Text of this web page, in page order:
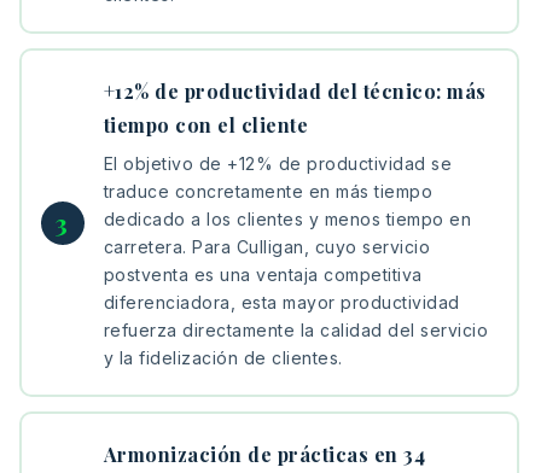
+12% de productividad del técnico: más
tiempo con el cliente
El objetivo de +12% de productividad se
traduce concretamente en más tiempo
dedicado a los clientes y menos tiempo en
carretera. Para Culligan, cuyo servicio
postventa es una ventaja competitiva
diferenciadora, esta mayor productividad
refuerza directamente la calidad del servicio
y la fidelización de clientes.
Armonización de prácticas en 34